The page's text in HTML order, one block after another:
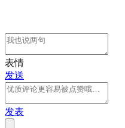
表情
发送
发表